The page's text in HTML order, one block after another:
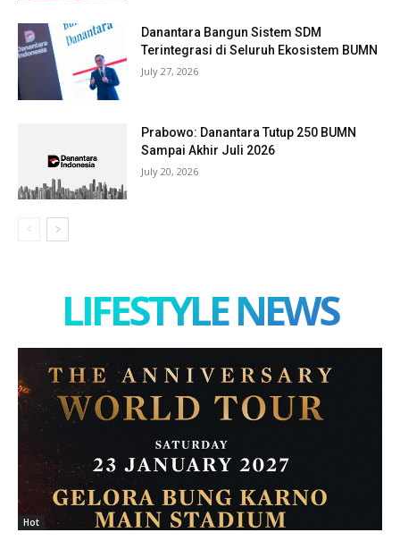
Danantara Bangun Sistem SDM
Terintegrasi di Seluruh Ekosistem BUMN
July 27, 2026
Prabowo: Danantara Tutup 250 BUMN
Sampai Akhir Juli 2026
July 20, 2026
LIFESTYLE NEWS
Hot